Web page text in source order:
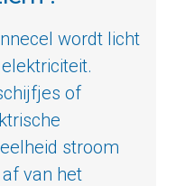
wordt licht
of
stroom
van het